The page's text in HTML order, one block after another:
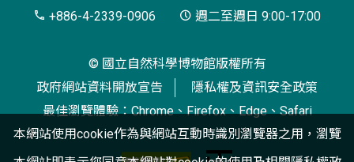
區
+886-4-2339-0906
週二至週日 9:00-17:00
© 國立自然科學博物館版權所有
政府網站資料開放宣告
隱私權及資訊安全政策
最佳瀏覽體驗：Chrome、Firefox、Edge、Safari
本網站使用cookie作為與網站互動時識別瀏覽器之用，瀏覽